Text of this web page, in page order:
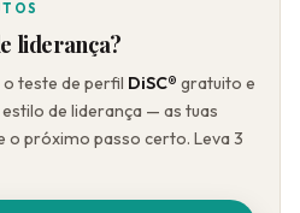
liderança?
teste de perfil DiSC® gratuito e
de liderança — as tuas
o próximo passo certo. Leva 3